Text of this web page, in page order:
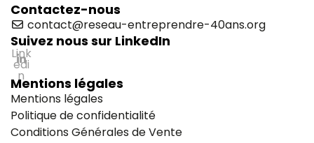
Contactez-nous
contact@reseau-entreprendre-40ans.org
Suivez nous sur LinkedIn
Link
edi
n
Mentions légales
Mentions légales
Politique de confidentialité
Conditions Générales de Vente